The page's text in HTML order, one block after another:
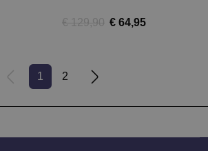
€ 129,90 € 64,95
1 2